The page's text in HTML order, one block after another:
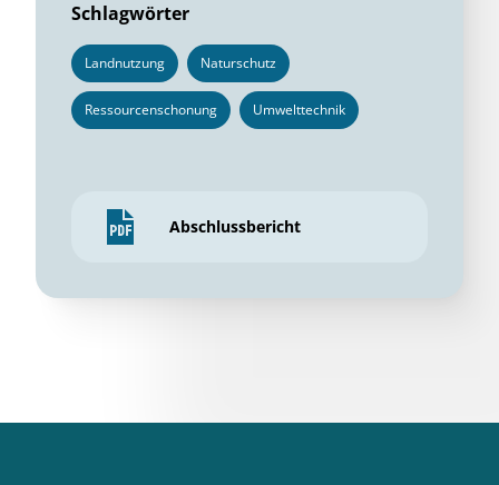
Schlagwörter
Landnutzung Naturschutz
Ressourcenschonung Umwelttechnik
Abschlussbericht